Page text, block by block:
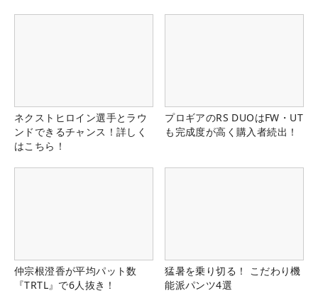
ネクストヒロイン選手とラウ
ンドできるチャンス！詳しく
はこちら！
プロギアのRS DUOはFW・UT
も完成度が高く購入者続出！
仲宗根澄香が平均パット数
『TRTL』で6人抜き！
猛暑を乗り切る！ こだわり機
能派パンツ4選